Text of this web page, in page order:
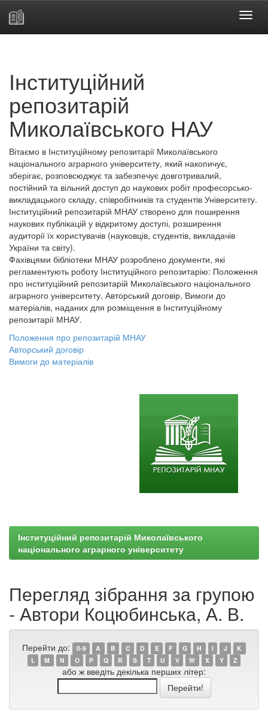
Інституційний
репозитарій
Миколаївського НАУ
Вітаємо в Інституційному репозитарії Миколаївського
національного аграрного університету, який накопичує,
зберігає, розповсюджує та забезпечує довготривалий,
постійний та вільний доступ до наукових робіт професорсько-
викладацького складу, співробітників та студентів Університету.
Інституційний репозитарій МНАУ створено для поширення
наукових публікацій у відкритому доступі, розширення
аудиторії їх користувачів (науковців, студентів, викладачів
України та світу).
Фахівцями бібліотеки МНАУ розроблено документи, які
регламентують роботу Інституційного репозитарію: Положення
про інституційний репозитарій Миколаївського національного
аграрного університету, Авторський договір, Вимоги до
матеріалів, наданих для розміщення в Інституційному
репозитарії МНАУ.
Положення про репозитарій МНАУ
Авторський договір
Вимоги до матеріалів
Інституційний репозитарій Миколаївського
національного аграрного університету
Перегляд зібрання за групою
- Автори Коцюбинська, А. В.
Перейти до: 0-9 A B C D E F G H I J
K
L
M N O P Q R S T U V W X Y Z
або ж введіть декілька перших літер: